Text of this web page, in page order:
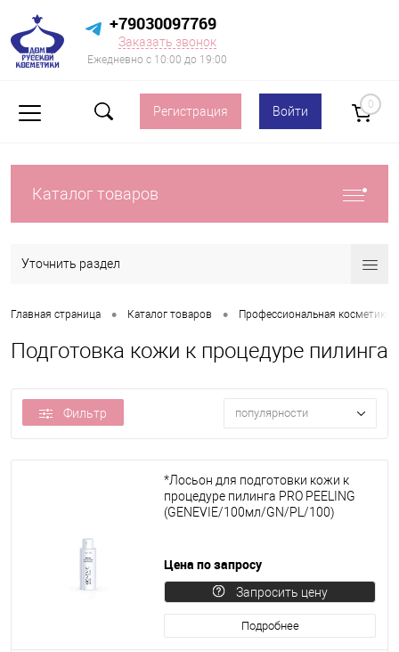
+79030097769
Заказать звонок
Ежедневно с 10:00 до 19:00
Регистрация Войти 0
Каталог товаров
Уточнить раздел
Главная страница • Каталог товаров • Профессиональная косметика
Подготовка кожи к процедуре пилинга
Фильтр популярности
*Лосьон для подготовки кожи к
процедуре пилинга PRO PEELING
(GENEVIE/100мл/GN/PL/100)
Цена по запросу
Запросить цену
Подробнее